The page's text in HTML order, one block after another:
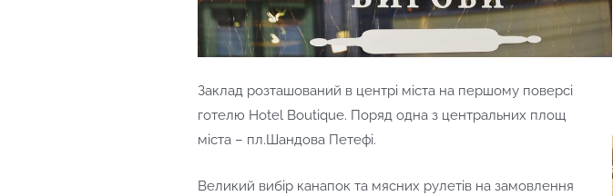
Заклад розташований в центрі міста на першому поверсі
готелю Hotel Boutique. Поряд одна з центральних площ
міста – пл.Шандова Петефі.
Великий вибір канапок та мясних рулетів на замовлення